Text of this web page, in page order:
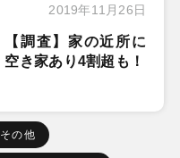
2019年11月26日
【調査】家の近所に
空き家あり4割超も！
その他